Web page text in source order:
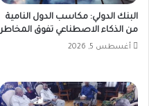
البنك الدولي: مكاسب الدول النامية
من الذكاء الاصطناعي تفوق المخاطر
أغسطس 5, 2026